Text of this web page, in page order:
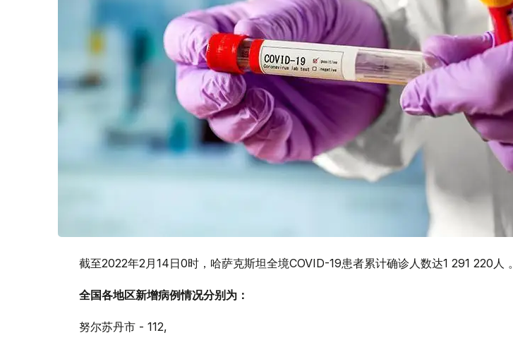
截至2022年2月14日0时，哈萨克斯坦全境COVID-19患者累计确诊人数达1 291 220人 。
全国各地区新增病例情况分别为：
努尔苏丹市 - 112,